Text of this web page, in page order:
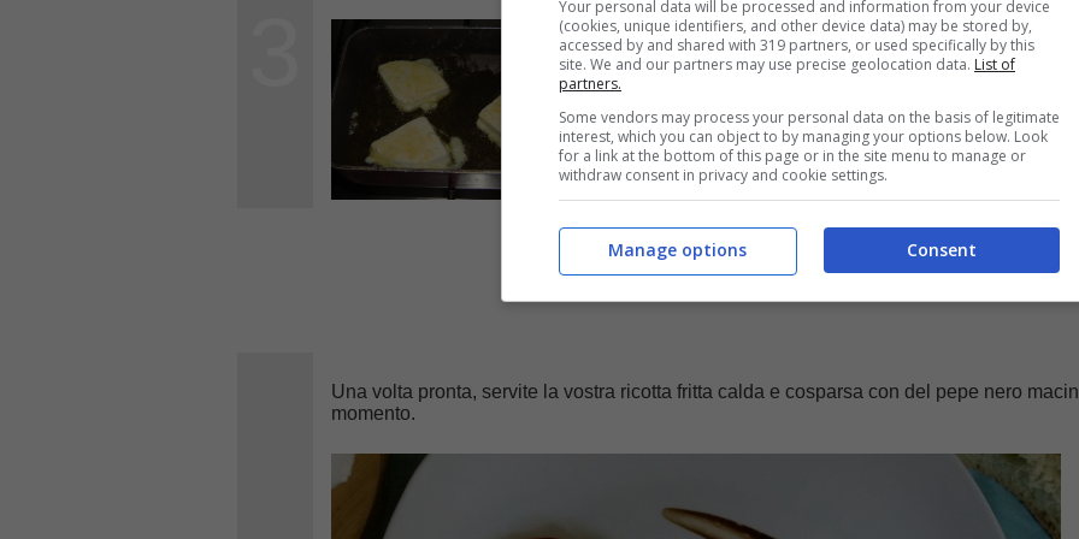
Una volta pronta, servite la vostra ricotta fritta calda e cosparsa con del pepe nero
momento.
Your personal data will be processed and information from your device
(cookies, unique identifiers, and other device data) may be stored by,
accessed by and shared with 319 partners, or used specifically by this
site. We and our partners may use precise geolocation data. List of
partners.
Some vendors may process your personal data on the basis of legitimate
interest, which you can object to by managing your options below. Look
for a link at the bottom of this page or in the site menu to manage or
withdraw consent in privacy and cookie settings.
Consent
Manage options